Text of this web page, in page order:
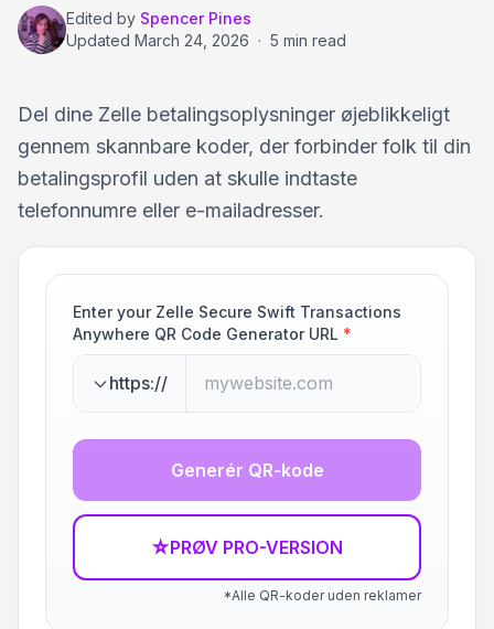
Edited by Spencer Pines
Updated March 24, 2026 · 5 min read
Del dine Zelle betalingsoplysninger øjeblikkeligt
gennem skannbare koder, der forbinder folk til din
betalingsprofil uden at skulle indtaste
telefonnumre eller e-mailadresser.
Enter your Zelle Secure Swift Transactions
Anywhere QR Code Generator URL *
https://
Generér QR-kode
☆PRØV PRO-VERSION
*Alle QR-koder uden reklamer